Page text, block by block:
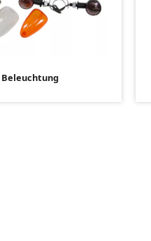
Beleuchtung